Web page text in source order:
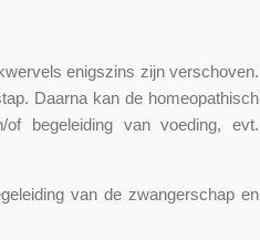
enigszins zijn verschoven.
Daarna kan de homeopathisch
begeleiding van voeding, evt.
van de zwangerschap en